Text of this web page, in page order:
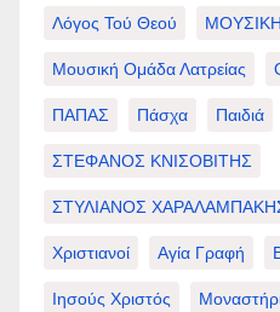
Λόγος Τού Θεού ΜΟΥΣΙΚΗ
Μουσική Ομάδα Λατρείας
ΠΑΠΑΣ Πάσχα Παιδιά
ΣΤΕΦΑΝΟΣ ΚΝΙΣΟΒΙΤΗΣ
ΣΤΥΛΙΑΝΟΣ
Χριστιανοί Αγία Γραφή
Ιησούς Χριστός